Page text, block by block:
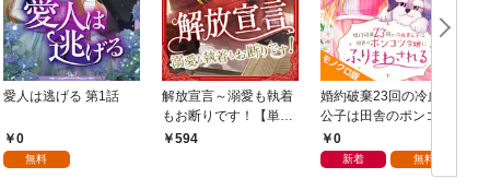
愛人は逃げる 第1話
0
無料
解放宣言～溺愛も執着
もお断りです！【単行
本版】 1巻
594
婚約破棄23回の冷血貴
公子は田舎のポンコツ
令嬢にふりまわされる
モノクロ版 第1話
0
新着 無料